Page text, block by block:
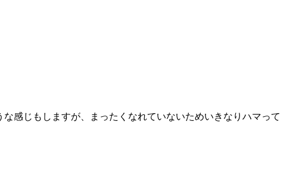
感じもしますが、まったくなれていないためいきなりハマって